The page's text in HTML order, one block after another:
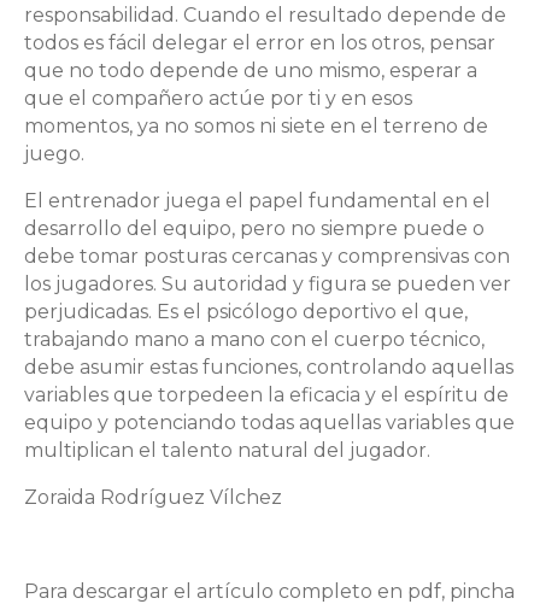
responsabilidad. Cuando el resultado depende de
todos es fácil delegar el error en los otros, pensar
que no todo depende de uno mismo, esperar a
que el compañero actúe por ti y en esos
momentos, ya no somos ni siete en el terreno de
juego.
El entrenador juega el papel fundamental en el
desarrollo del equipo, pero no siempre puede o
debe tomar posturas cercanas y comprensivas con
los jugadores. Su autoridad y figura se pueden ver
perjudicadas. Es el psicólogo deportivo el que,
trabajando mano a mano con el cuerpo técnico,
debe asumir estas funciones, controlando aquellas
variables que torpedeen la eficacia y el espíritu de
equipo y potenciando todas aquellas variables que
multiplican el talento natural del jugador.
Zoraida Rodríguez Vílchez
Para descargar el artículo completo en pdf, pincha